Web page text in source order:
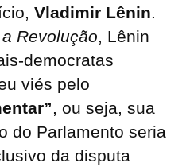
Vladimir Lênin.
Revolução, Lênin
democratas
viés pelo
, ou seja, sua
do Parlamento seria
da disputa